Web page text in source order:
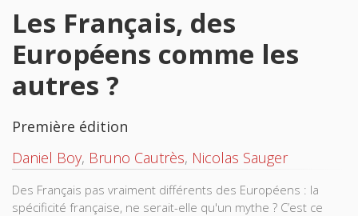
Les Français, des
Européens comme les
autres ?
Première édition
Daniel Boy, Bruno Cautrès, Nicolas Sauger
Des Français pas vraiment différents des Européens : la
spécificité française, ne serait-elle qu'un mythe ? C’est ce